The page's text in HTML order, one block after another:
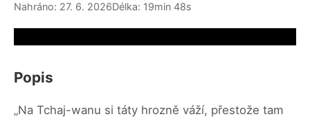
Nahráno: 27. 6. 2026Délka: 19min 48s
Popis
„Na Tchaj-wanu si táty hrozně váží, přestože tam